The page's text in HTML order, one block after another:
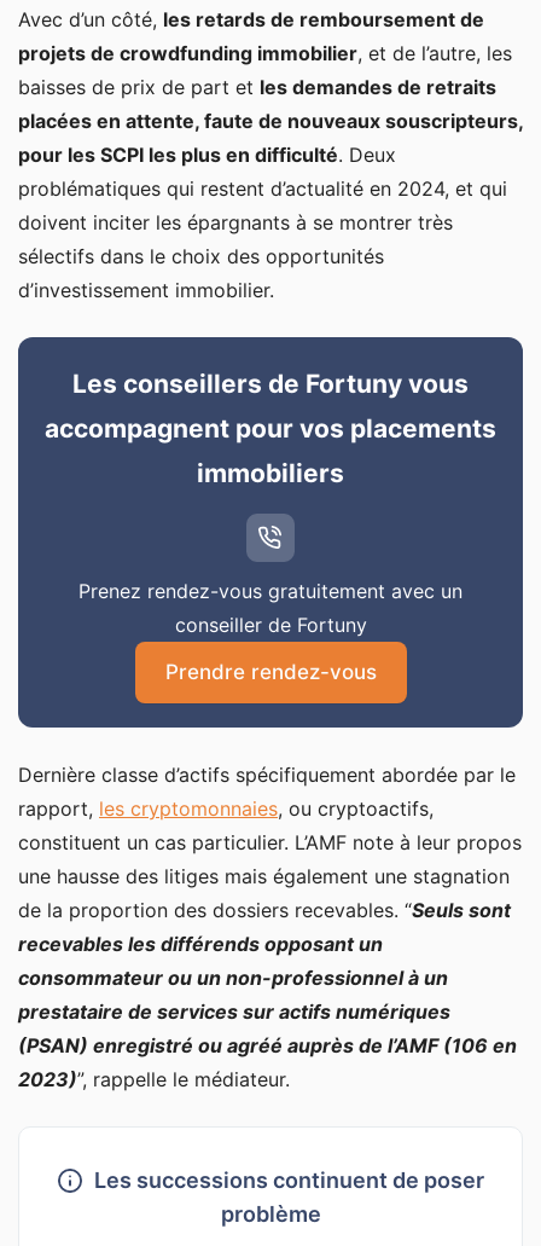
Avec d’un côté, les retards de remboursement de
projets de crowdfunding immobilier, et de l’autre, les
baisses de prix de part et les demandes de retraits
placées en attente, faute de nouveaux souscripteurs,
pour les SCPI les plus en difficulté. Deux
problématiques qui restent d’actualité en 2024, et qui
doivent inciter les épargnants à se montrer très
sélectifs dans le choix des opportunités
d’investissement immobilier.
Les conseillers de Fortuny vous
accompagnent pour vos placements
immobiliers
Prenez rendez-vous gratuitement avec un
conseiller de Fortuny
Prendre rendez-vous
Dernière classe d’actifs spécifiquement abordée par le
rapport, les cryptomonnaies, ou cryptoactifs,
constituent un cas particulier. L’AMF note à leur propos
une hausse des litiges mais également une stagnation
de la proportion des dossiers recevables. “Seuls sont
recevables les différends opposant un
consommateur ou un non-professionnel à un
prestataire de services sur actifs numériques
(PSAN) enregistré ou agréé auprès de l’AMF (106 en
2023)”, rappelle le médiateur.
Les successions continuent de poser
problème